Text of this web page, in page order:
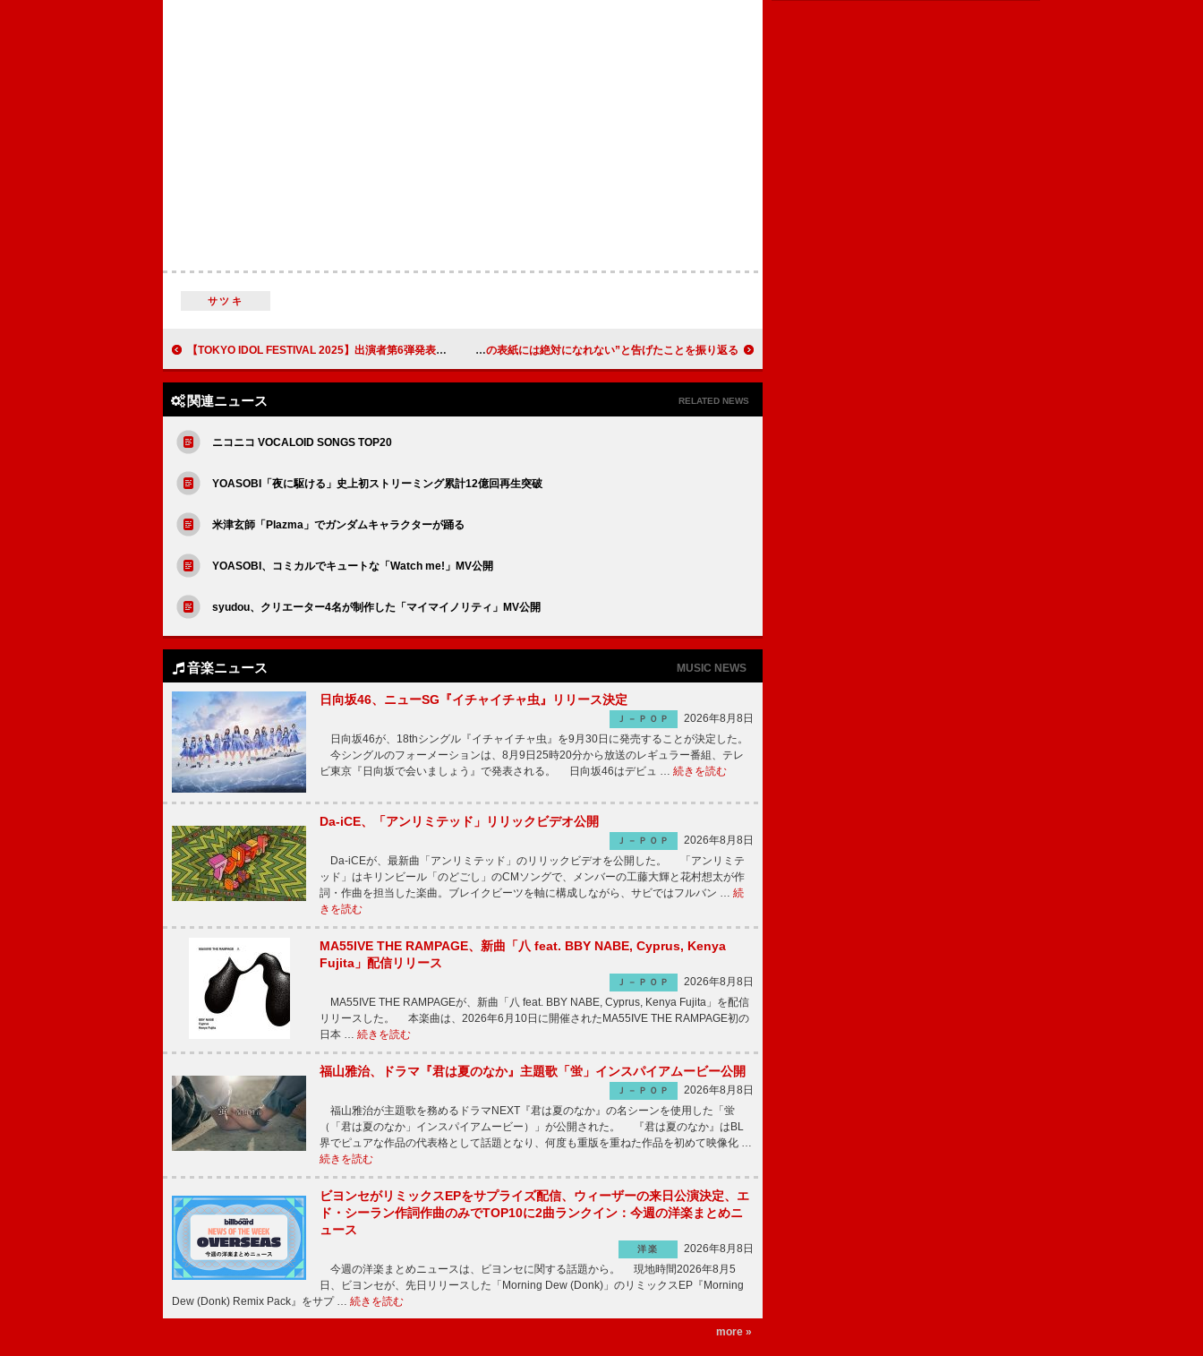
サツキ
【TOKYO IDOL FESTIVAL 2025】出演者第6弾発表 ハロー！プロジェクトから5組の出演が決定 ジャスティン・ビーバー、妻ヘイリーとの過去の喧嘩で“ヴォーグの表紙には絶対になれない”と告げたことを振り返る
関連ニュース RELATED NEWS
ニコニコ VOCALOID SONGS TOP20
YOASOBI「夜に駆ける」史上初ストリーミング累計12億回再生突破
米津玄師「Plazma」でガンダムキャラクターが踊る
YOASOBI、コミカルでキュートな「Watch me!」MV公開
syudou、クリエーター4名が制作した「マイマイノリティ」MV公開
音楽ニュース MUSIC NEWS
日向坂46、ニューSG『イチャイチャ虫』リリース決定
Ｊ－ＰＯＰ
2026年8月8日
日向坂46が、18thシングル『イチャイチャ虫』を9月30日に発売することが決定した。
今シングルのフォーメーションは、8月9日25時20分から放送のレギュラー番組、テレ
ビ東京『日向坂で会いましょう』で発表される。 日向坂46はデビュ … 続きを読む
Da-iCE、「アンリミテッド」リリックビデオ公開
Ｊ－ＰＯＰ
2026年8月8日
Da-iCEが、最新曲「アンリミテッド」のリリックビデオを公開した。 「アンリミテ
ッド」はキリンビール「のどごし」のCMソングで、メンバーの工藤大輝と花村想太が作
詞・作曲を担当した楽曲。ブレイクビーツを軸に構成しながら、サビではフルバン … 続
きを読む
MA55IVE THE RAMPAGE、新曲「八 feat. BBY NABE, Cyprus, Kenya
Fujita」配信リリース
Ｊ－ＰＯＰ
2026年8月8日
MA55IVE THE RAMPAGEが、新曲「八 feat. BBY NABE, Cyprus, Kenya Fujita」を配信
リリースした。 本楽曲は、2026年6月10日に開催されたMA55IVE THE RAMPAGE初の
日本 … 続きを読む
福山雅治、ドラマ『君は夏のなか』主題歌「蛍」インスパイアムービー公開
Ｊ－ＰＯＰ
2026年8月8日
福山雅治が主題歌を務めるドラマNEXT『君は夏のなか』の名シーンを使用した「蛍
（「君は夏のなか」インスパイアムービー）」が公開された。 『君は夏のなか』はBL
界でピュアな作品の代表格として話題となり、何度も重版を重ねた作品を初めて映像化 …
続きを読む
ビヨンセがリミックスEPをサプライズ配信、ウィーザーの来日公演決定、エ
ド・シーラン作詞作曲のみでTOP10に2曲ランクイン：今週の洋楽まとめニ
ュース
洋楽
2026年8月8日
今週の洋楽まとめニュースは、ビヨンセに関する話題から。 現地時間2026年8月5
日、ビヨンセが、先日リリースした「Morning Dew (Donk)」のリミックスEP『Morning
Dew (Donk) Remix Pack』をサプ … 続きを読む
more »